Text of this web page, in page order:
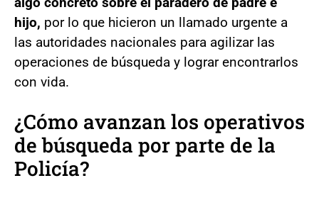
hijo, por lo que hicieron un llamado urgente a
las autoridades nacionales para agilizar las
operaciones de búsqueda y lograr encontrarlos
con vida.
¿Cómo avanzan los operativos
de búsqueda por parte de la
Policía?